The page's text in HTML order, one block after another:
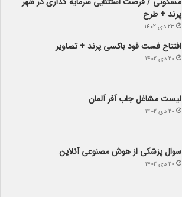
پرند + طرح
۲۳ دی ۱۴۰۲
افتتاح فست فود باکسی پرند + تصاویر
۲۰ دی ۱۴۰۲
لیست مشاغل جاب آفر آلمان
۲۰ دی ۱۴۰۲
سوال پزشکی از هوش مصنوعی آنلاین
۲۰ دی ۱۴۰۲